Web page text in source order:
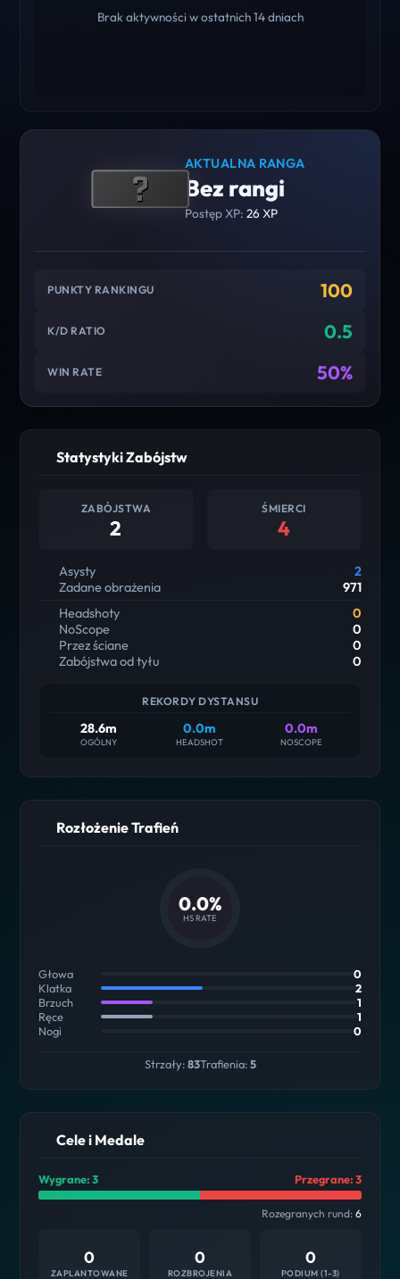
Brak aktywności w ostatnich 14 dniach
AKTUALNA RANGA
Bez rangi
Postęp XP: 26 XP
PUNKTY RANKINGU 100
K/D RATIO 0.5
WIN RATE 50%
Statystyki Zabójstw
ZABÓJSTWA
2
ŚMIERCI
4
Asysty
2
Zadane obrażenia
971
Headshoty
0
NoScope
0
Przez ściane
0
Zabójstwa od tyłu
0
REKORDY DYSTANSU
28.6m
OGÓLNY
0.0m
HEADSHOT
0.0m
NOSCOPE
Rozłożenie Trafień
0.0%
HS RATE
Głowa
0
Klatka
2
Brzuch
1
Ręce
1
Nogi
0
Strzały:83Trafienia:5
Cele i Medale
Wygrane: 3 Przegrane: 3
Rozegranych rund: 6
0
ZAPLANTOWANE
0
ROZBROJENIA
0
PODIUM (1-3)